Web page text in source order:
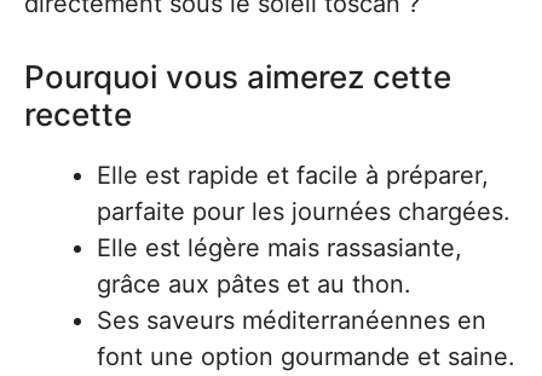
Pourquoi vous aimerez cette
recette
Elle est rapide et facile à préparer,
parfaite pour les journées chargées.
Elle est légère mais rassasiante,
grâce aux pâtes et au thon.
Ses saveurs méditerranéennes en
font une option gourmande et saine.